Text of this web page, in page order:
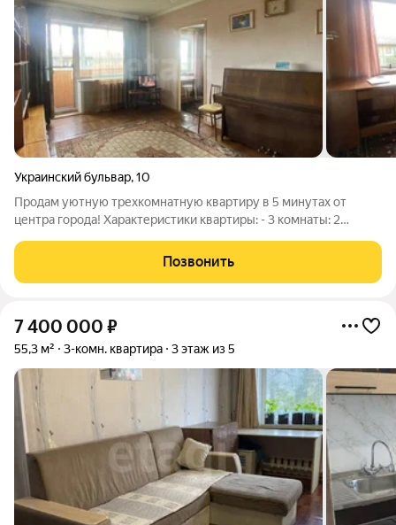
Украинский бульвар,10
Продам уютную трехкомнатную квартиру в 5 минутах от
центра города! Характеристики квартиpы: - 3 комнаты: 2
застекленный балкон выходят во двор; - выполнен
косметический ремонт: установлены
Позвонить
7 400 000 ₽
55,3 м² 3-комн. квартира 3 этаж из 5